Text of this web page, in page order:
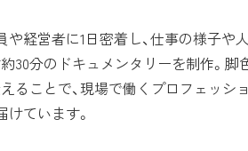
や経営者に1日密着し、仕事の様子や
30分のドキュメンタリーを制作。脚
ることで、現場で働くプロフェッシ
けています。